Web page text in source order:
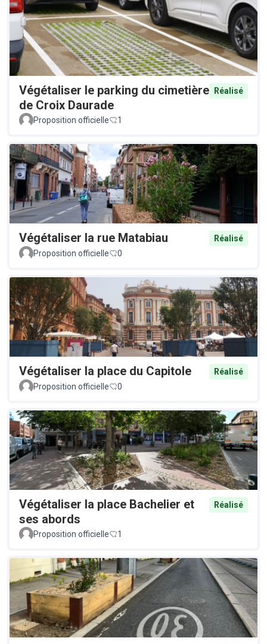
Végétaliser le parking du cimetière
de Croix Daurade
Réalisé
Proposition officielle 1
Végétaliser la rue Matabiau
Réalisé
Proposition officielle
0
Végétaliser la place du Capitole
Réalisé
Proposition officielle
0
Végétaliser la place Bachelier et
ses abords
Réalisé
Proposition officielle 1